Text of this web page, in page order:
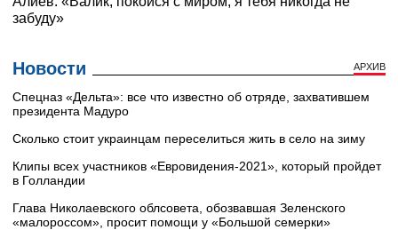
Новости АРХИВ
Cпецназ «Дельта»: все что известно об отряде, захватившем
президента Мадуро
Сколько стоит украинцам переселиться жить в село на зиму
Клипы всех участников «Евровидения-2021», который пройдет
в Голландии
Глава Николаевского облсовета, обозвавшая Зеленского
«малороссом», просит помощи у «Большой семерки»